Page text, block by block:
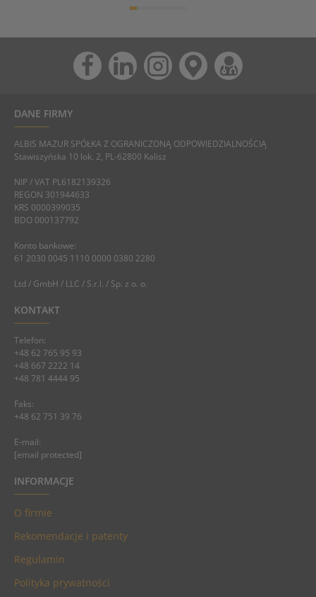
DANE FIRMY
ALBIS MAZUR SPÓŁKA Z OGRANICZONĄ ODPOWIEDZIALNOŚCIĄ
Stawiszyńska 10 lok. 2, PL-62800 Kalisz
NIP / VAT PL6182139326
REGON 301944633
KRS 0000399035
BDO 000137792
Konto bankowe:
61 2030 0045 1110 0000 0380 2280
Ltd / GmbH / LLC / S.r.l. / Sp. z o. o.
KONTAKT
Telefon:
+48 62 765 95 93
+48 667 2222 14
+48 781 4444 95
Faks:
+48 62 751 39 76
E-mail:
[email protected]
INFORMACJE
O firmie
Rekomendacje i patenty
Regulamin
Polityka prywatności